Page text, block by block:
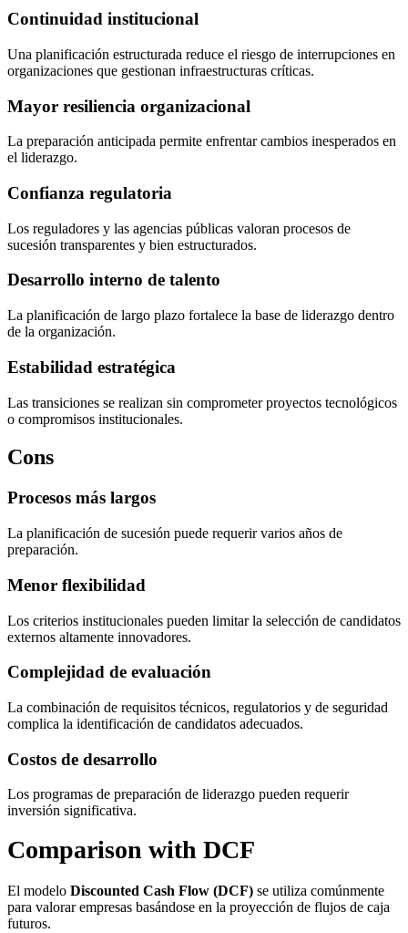
Continuidad institucional
Una planificación estructurada reduce el riesgo de interrupciones en
organizaciones que gestionan infraestructuras críticas.
Mayor resiliencia organizacional
La preparación anticipada permite enfrentar cambios inesperados en
el liderazgo.
Confianza regulatoria
Los reguladores y las agencias públicas valoran procesos de
sucesión transparentes y bien estructurados.
Desarrollo interno de talento
La planificación de largo plazo fortalece la base de liderazgo dentro
de la organización.
Estabilidad estratégica
Las transiciones se realizan sin comprometer proyectos tecnológicos
o compromisos institucionales.
Cons
Procesos más largos
La planificación de sucesión puede requerir varios años de
preparación.
Menor flexibilidad
Los criterios institucionales pueden limitar la selección de candidatos
externos altamente innovadores.
Complejidad de evaluación
La combinación de requisitos técnicos, regulatorios y de seguridad
complica la identificación de candidatos adecuados.
Costos de desarrollo
Los programas de preparación de liderazgo pueden requerir
inversión significativa.
Comparison with DCF
El modelo Discounted Cash Flow (DCF) se utiliza comúnmente
para valorar empresas basándose en la proyección de flujos de caja
futuros.